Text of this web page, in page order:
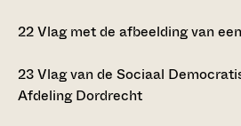
22Vlag met de afbeelding van
23Vlag van de Sociaal
Afdeling Dordrecht